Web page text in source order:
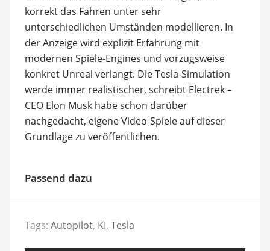
korrekt das Fahren unter sehr
unterschiedlichen Umständen modellieren. In
der Anzeige wird explizit Erfahrung mit
modernen Spiele-Engines und vorzugsweise
konkret Unreal verlangt. Die Tesla-Simulation
werde immer realistischer, schreibt Electrek –
CEO Elon Musk habe schon darüber
nachgedacht, eigene Video-Spiele auf dieser
Grundlage zu veröffentlichen.
Passend dazu
Tags: Autopilot, KI, Tesla